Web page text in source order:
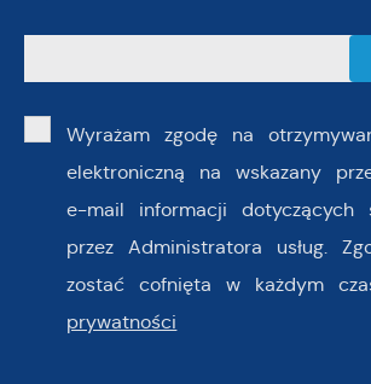
Wyrażam zgodę na
elektroniczną na wskazany
e-mail informacji dotyczących
przez Administratora usług.
zostać cofnięta w każdym
prywatności